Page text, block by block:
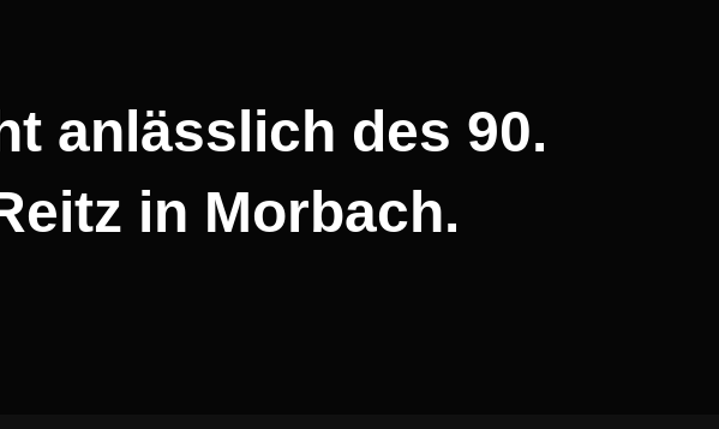
anlässlich des 90.
in Morbach.